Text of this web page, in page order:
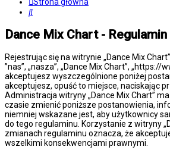
Szukaj
Dance Mix Chart - Regulamin
Rejestrując się na witrynie „Dance Mix
”nas”, „nasza”, „Dance Mix Chart”, „https://
akceptujesz wyszczególnione poniżej
akceptujesz, opuść to miejsce, naciskając
Administracja witryny „Dance Mix Chart”
czasie zmienić poniższe postanowienia,
niemniej wskazane jest, aby użytkownicy
do tego regulaminu. Korzystanie z witryny
zmianach regulaminu oznacza, że
wszelkimi konsekwencjami prawnymi.